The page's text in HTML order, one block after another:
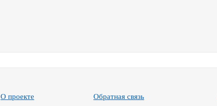
О проекте Обратная связь